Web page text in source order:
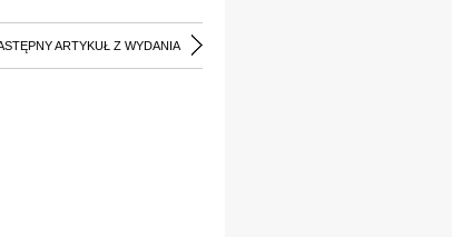
ARTYKUŁ Z WYDANIA